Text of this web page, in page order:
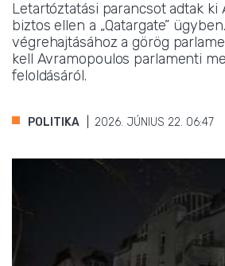
Letartóztatási parancsot adtak
biztos ellen a „Qatargate”
végrehajtásához a görög
kell Avramopoulos parlamenti
feloldásáról.
POLITIKA 2026. JÚNIUS 22. 06:47